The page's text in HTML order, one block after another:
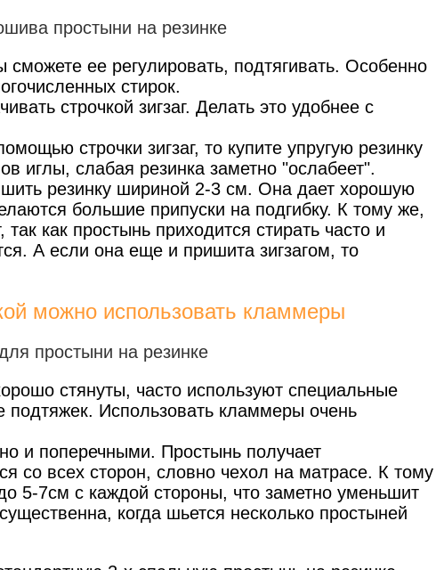
ее регулировать, подтягивать. Особенно
стирок.
строчкой зигзаг. Делать это удобнее с
строчки зигзаг, то купите упругую резинку
иглы, слабая резинка заметно "ослабеет".
резинку шириной 2-3 см. Она дает хорошую
большие припуски на подгибку. К тому же,
как простынь приходится стирать часто и
А если она еще и пришита зигзагом, то
можно использовать кламмеры
стянуты, часто используют специальные
Использовать кламмеры очень
и поперечными. Простынь получает
со всех сторон, словно чехол на матрасе. К тому
5-7см с каждой стороны, что заметно уменьшит
когда шьется несколько простыней